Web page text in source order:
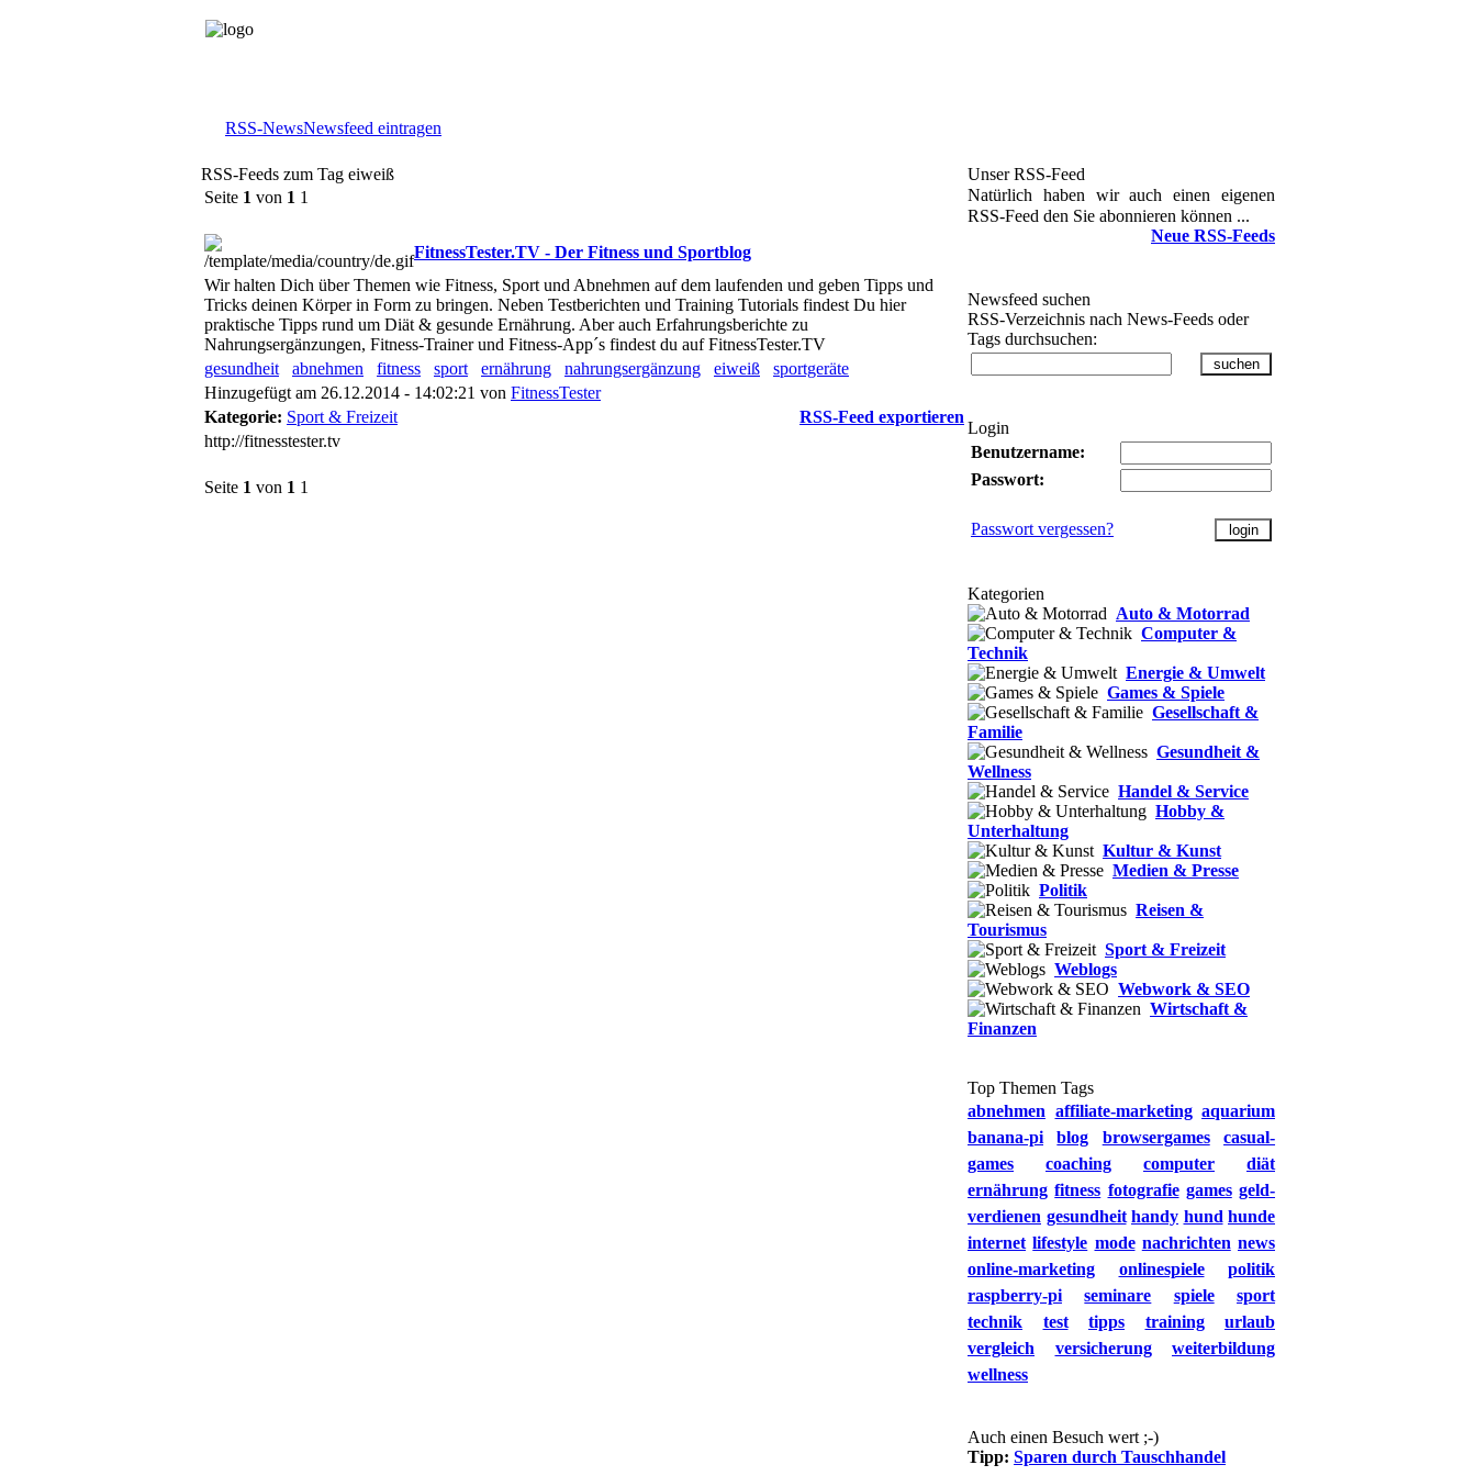
RSS-NewsNewsfeed eintragen
RSS-Feeds zum Tag eiweiß
Seite 1 von 1 1
FitnessTester.TV - Der Fitness und Sportblog
Wir halten Dich über Themen wie Fitness, Sport und Abnehmen auf dem laufenden und geben Tipps und
Tricks deinen Körper in Form zu bringen. Neben Testberichten und Training Tutorials findest Du hier
praktische Tipps rund um Diät & gesunde Ernährung. Aber auch Erfahrungsberichte zu
Nahrungsergänzungen, Fitness-Trainer und Fitness-App´s findest du auf FitnessTester.TV
gesundheit
abnehmen fitness sport ernährung nahrungsergänzung eiweiß
sportgeräte
Hinzugefügt am 26.12.2014 - 14:02:21 von FitnessTester
Kategorie: Sport & Freizeit
RSS-Feed exportieren
http://fitnesstester.tv
Seite 1 von 1 1
Unser RSS-Feed
Natürlich haben wir auch einen eigenen
RSS-Feed den Sie abonnieren können ...
Neue RSS-Feeds
Newsfeed suchen
RSS-Verzeichnis nach News-Feeds oder
Tags durchsuchen:
Login
Benutzername:
Passwort:
Passwort vergessen?
Kategorien
Auto & Motorrad
Computer &
Technik
Energie & Umwelt
Games & Spiele
Gesellschaft &
Familie
Gesundheit &
Wellness
Handel & Service
Hobby &
Unterhaltung
Kultur & Kunst
Medien & Presse
Politik
Reisen &
Tourismus
Sport & Freizeit
Weblogs
Webwork & SEO
Wirtschaft &
Finanzen
Top Themen Tags
abnehmen affiliate-marketing aquarium
banana-pi
blog browsergames
casual-
games
coaching computer
diät
ernährung fitness fotografie games geld-
verdienen gesundheit handy hund hunde
internet lifestyle mode nachrichten news
online-marketing
onlinespiele
politik
raspberry-pi
seminare spiele
sport
technik
test tipps training
urlaub
vergleich
versicherung
weiterbildung
wellness
Auch einen Besuch wert ;-)
Tipp: Sparen durch Tauschhandel